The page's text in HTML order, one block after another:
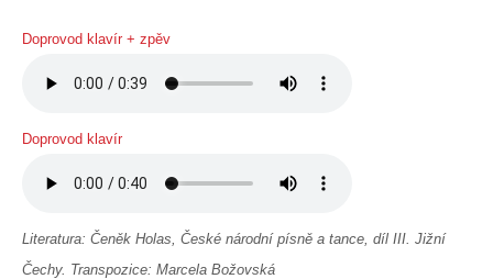
Doprovod klavír + zpěv
Doprovod klavír
Literatura: Čeněk Holas, České národní písně a tance, díl III. Jižní
Čechy. Transpozice: Marcela Božovská